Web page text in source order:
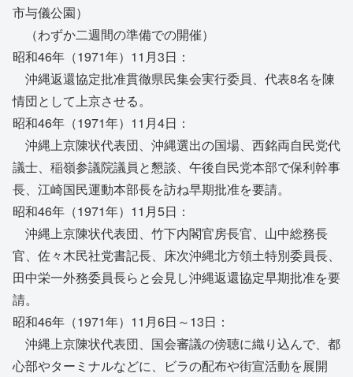
市与儀公園）
（わずか二週間の準備での開催）
昭和46年（1971年）11月3日：
沖縄返還協定批准貫徹県民集会実行委員、代表8名を陳
情団として上京させる。
昭和46年（1971年）11月4日：
沖縄上京陳状代表団、沖縄選出の国場、西銘両自民党代
議士、稲嶺参議院議員と懇談、午後自民党本部で保利幹事
長、江崎国民運動本部長を訪ね早期批准を要請。
昭和46年（1971年）11月5日：
沖縄上京陳状代表団、竹下内閣官房長官、山中総務長
官、佐々木民社党書記長、床次沖縄北方領土特別委員長、
田中栄一外務委員長らと会見し沖縄返還協定早期批准を要
請。
昭和46年（1971年）11月6日～13日：
沖縄上京陳状代表団、国会審議の傍聴に織り込んで、都
心部やターミナルなどに、ビラの配布や街宣活動を展開